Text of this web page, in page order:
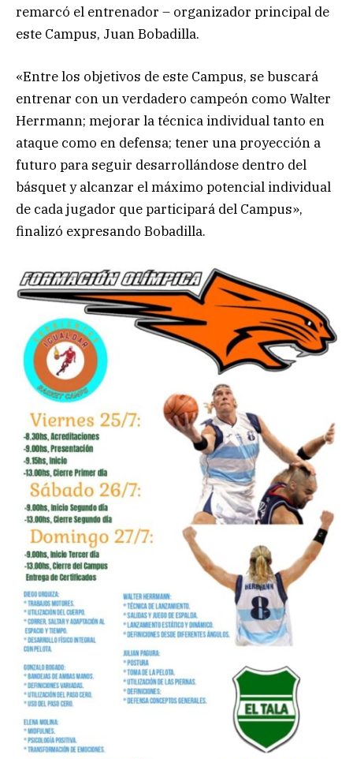
remarcó el entrenador – organizador principal de
este Campus, Juan Bobadilla.
«Entre los objetivos de este Campus, se buscará
entrenar con un verdadero campeón como Walter
Herrmann; mejorar la técnica individual tanto en
ataque como en defensa; tener una proyección a
futuro para seguir desarrollándose dentro del
básquet y alcanzar el máximo potencial individual
de cada jugador que participará del Campus»,
finalizó expresando Bobadilla.